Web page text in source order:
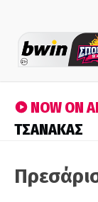
NOW ON
ΤΣΑΝΑΚΑΣ